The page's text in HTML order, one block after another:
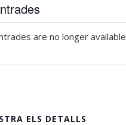
ELS DETALLS
are no longer available